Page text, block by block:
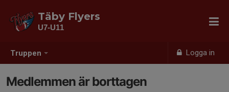
Truppen Logga in
Täby Flyers
U7-U11
Medlemmen är borttagen